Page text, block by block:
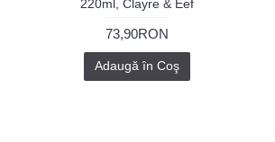
220ml, Clayre & Eef
73,90RON
Adaugă în Coş